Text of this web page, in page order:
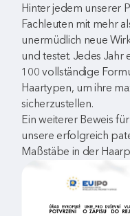
Hinter jedem unserer
Fachleuten mit mehr
unermüdlich neue
und testet. Jedes
100 vollständige
Haartypen, um ihre
sicherzustellen.
Ein weiterer Beweis
unsere erfolgreich
Maßstäbe in der